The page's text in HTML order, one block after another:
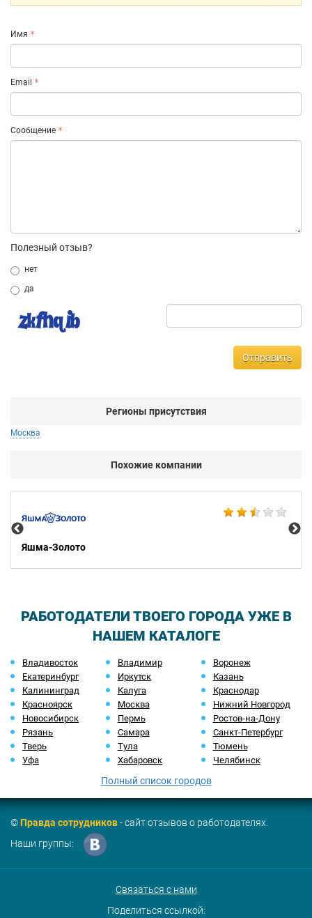
Имя
Email
Сообщение
Полезный отзыв?
нет
да
Отправить
Регионы присутствия
Москва
Похожие компании
Яшма-Золото
РАБОТОДАТЕЛИ ТВОЕГО ГОРОДА УЖЕ В
НАШЕМ КАТАЛОГЕ
Владивосток Владимир
Воронеж
Екатеринбург
Иркутск
Казань
Калининград
Калуга
Краснодар
Красноярск
Москва
Нижний Новгород
Новосибирск
Пермь
Ростов-на-Дону
Рязань
Самара
Санкт-Петербург
Тверь
Тула
Тюмень
Уфа
Хабаровск Челябинск
Полный список городов
©Правда сотрудников- сайт отзывов о работодателях.
Наши группы:
Связаться с нами
Поделиться ссылкой: